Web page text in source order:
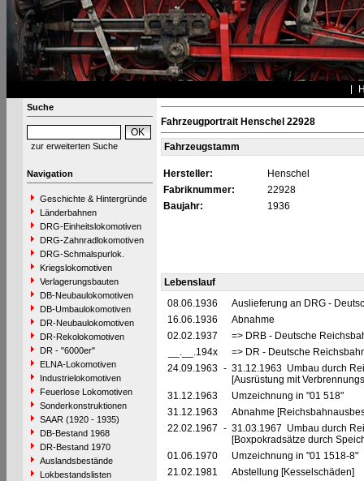
Suche
zur erweiterten Suche
Navigation
Geschichte & Hintergründe
Länderbahnen
DRG-Einheitslokomotiven
DRG-Zahnradlokomotiven
DRG-Schmalspurlok.
Kriegslokomotiven
Verlagerungsbauten
DB-Neubaulokomotiven
DB-Umbaulokomotiven
DR-Neubaulokomotiven
DR-Rekolokomotiven
DR - "6000er"
ELNA-Lokomotiven
Industrielokomotiven
Feuerlose Lokomotiven
Sonderkonstruktionen
SAAR (1920 - 1935)
DB-Bestand 1968
DR-Bestand 1970
Auslandsbestände
Lokbestandslisten
Fahrzeugportrait Henschel 22928
Fahrzeugstamm
Hersteller:
Henschel
Fabriknummer:
22928
Baujahr:
1936
Lebenslauf
08.06.1936
Auslieferung an DRG -
16.06.1936
Abnahme
02.02.1937
=> DRB - Deutsche
__.__.194x
=> DR - Deutsche
24.09.1963 - 31.12.1963 Umbau durch
[Ausrüstung mit
31.12.1963
Umzeichnung in "01 518"
31.12.1963
Abnahme
22.02.1967 - 31.03.1967 Umbau durch
[Boxpokradsätze durch
01.06.1970
Umzeichnung in "01 1518-8"
21.02.1981
Abstellung [Kesselschäden]